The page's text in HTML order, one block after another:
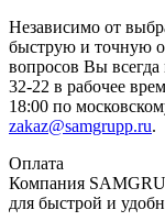
Независимо от
быструю и точную
вопросов Вы
32-22 в рабочее
18:00 по
zakaz@samgrupp.ru.
Оплата
Компания
для быстрой и